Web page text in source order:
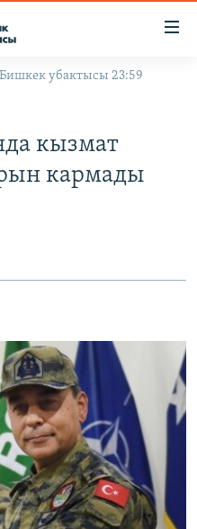
убактысы 23:59
кызмат
кармады